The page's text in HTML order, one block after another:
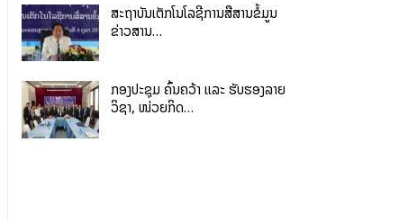
ສະຖາບັນເຕັກໂນໂລຊີການສື່ສານຂໍ້ມູນ
ຂ່າວສານ…
ກອງປະຊຸມ ຄົ້ນຄວ້າ ແລະ ຮັບຮອງລາຍ
ວິຊາ, ໜ່ວຍກິດ…